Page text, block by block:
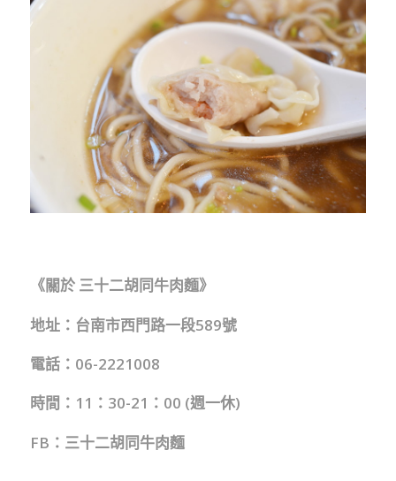
《關於 三十二胡同牛肉麵》
地址：台南市西門路一段589號
電話：06-2221008
時間：11：30-21：00 (週一休)
FB： 三十二胡同牛肉麵